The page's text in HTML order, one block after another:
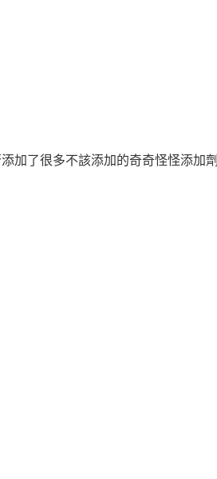
加了很多不該添加的奇奇怪怪添加劑